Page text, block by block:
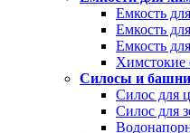
Емкость
Емкость
Емкость
Химстокие
Силосы и
Силос для
Силос для